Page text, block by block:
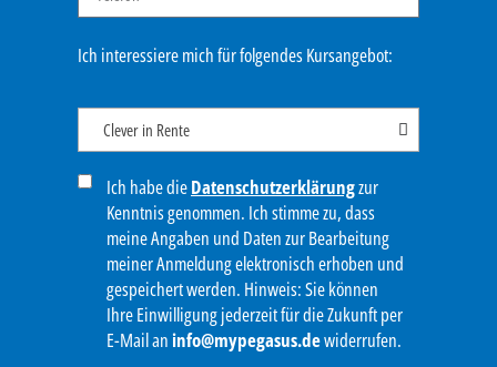
Ich interessiere mich für folgendes Kursangebot:
Clever in Rente
Ich habe dieDatenschutzerklärungzur
Kenntnis genommen. Ich stimme zu, dass
meine Angaben und Daten zur Bearbeitung
meiner Anmeldung elektronisch erhoben und
gespeichert werden. Hinweis: Sie können
Ihre Einwilligung jederzeit für die Zukunft per
E-Mail an info@mypegasus.dewiderrufen.